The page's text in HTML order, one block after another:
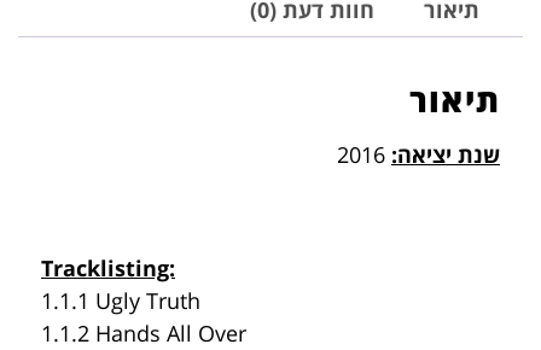
תיאור חוות דעת (0)
תיאור
שנת יציאה:
Tracklisting:
1.1.1 Ugly Truth
1.1.2 Hands All Over